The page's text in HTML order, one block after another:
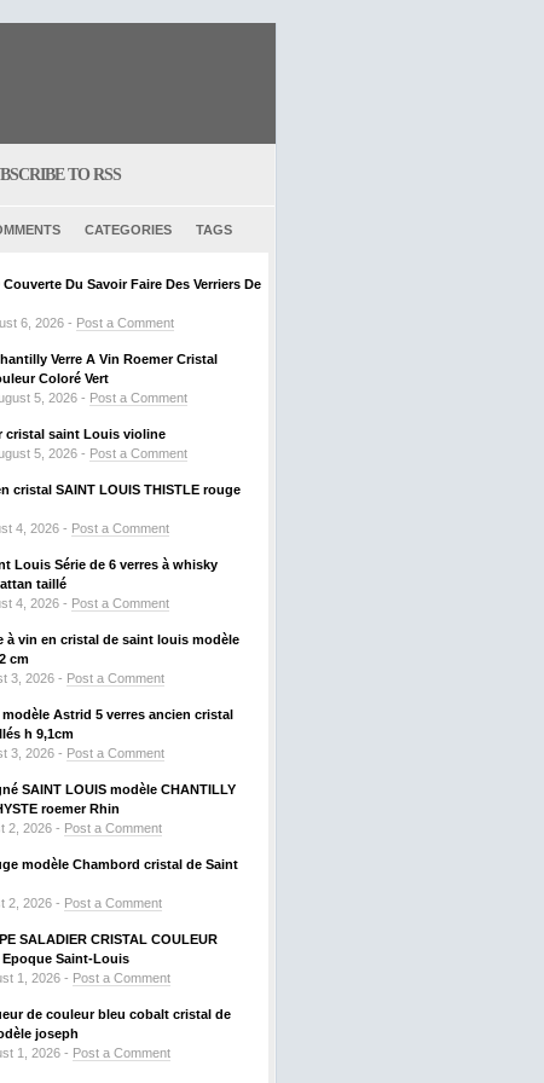
TO RSS
CATEGORIES TAGS
Du Savoir Faire Des Verriers De
6, 2026 - Post a Comment
Verre A Vin Roemer Cristal
Coloré Vert
5, 2026 - Post a Comment
cristal saint Louis violine
5, 2026 - Post a Comment
cristal SAINT LOUIS THISTLE rouge
4, 2026 - Post a Comment
Louis Série de 6 verres à whisky
taillé
4, 2026 - Post a Comment
à vin en cristal de saint louis modèle
cm
3, 2026 - Post a Comment
modèle Astrid 5 verres ancien cristal
h 9,1cm
3, 2026 - Post a Comment
SAINT LOUIS modèle CHANTILLY
roemer Rhin
2, 2026 - Post a Comment
modèle Chambord cristal de Saint
2, 2026 - Post a Comment
SALADIER CRISTAL COULEUR
Epoque Saint-Louis
1, 2026 - Post a Comment
de couleur bleu cobalt cristal de
joseph
1, 2026 - Post a Comment